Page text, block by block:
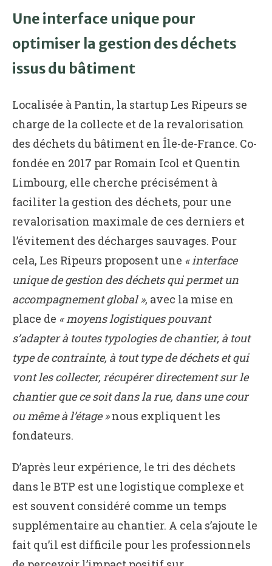
Une interface unique pour
optimiser la gestion des déchets
issus du bâtiment
Localisée à Pantin, la startup Les Ripeurs se
charge de la collecte et de la revalorisation
des déchets du bâtiment en Île-de-France. Co-
fondée en 2017 par Romain Icol et Quentin
Limbourg, elle cherche précisément à
faciliter la gestion des déchets, pour une
revalorisation maximale de ces derniers et
l’évitement des décharges sauvages. Pour
cela, Les Ripeurs proposent une « interface
unique de gestion des déchets qui permet un
accompagnement global », avec la mise en
place de « moyens logistiques pouvant
s’adapter à toutes typologies de chantier, à tout
type de contrainte, à tout type de déchets et qui
vont les collecter, récupérer directement sur le
chantier que ce soit dans la rue, dans une cour
ou même à l’étage »nous expliquent les
fondateurs.
D’après leur expérience, le tri des déchets
dans le BTP est une logistique complexe et
est souvent considéré comme un temps
supplémentaire au chantier. A cela s’ajoute le
fait qu’il est difficile pour les professionnels